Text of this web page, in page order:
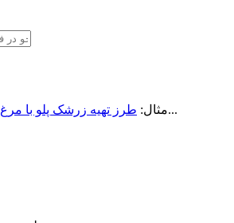
مثال: طرز تهیه زرشک پلو با مرغ و...